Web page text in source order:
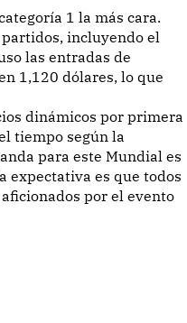
1 la más cara.
incluyendo el
las entradas de
1,120 dólares, lo que
dinámicos por primera
tiempo según la
para este Mundial es
expectativa es que todos
por el evento